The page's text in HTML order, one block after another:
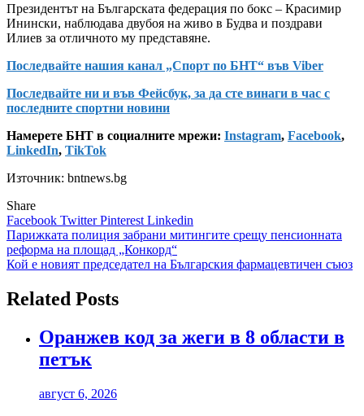
Президентът на Българската федерация по бокс – Красимир
Инински, наблюдава двубоя на живо в Будва и поздрави
Илиев за отличното му представяне.
Последвайте нашия канал „Спорт по БНТ“ във Viber
Последвайте ни и във Фейсбук, за да сте винаги в час с
последните спортни новини
Намерете БНТ в социалните мрежи: Instagram, Facebook,
LinkedIn, TikTok
Източник: bntnews.bg
Share
Facebook TwitterPinterest Linkedin
Навигация
Парижката полиция забрани митингите срещу пенсионната
реформа на площад „Конкорд“
Кой е новият председател на Българския фармацевтичен съюз
Related Posts
Оранжев код за жеги в 8 области в
петък
август 6, 2026